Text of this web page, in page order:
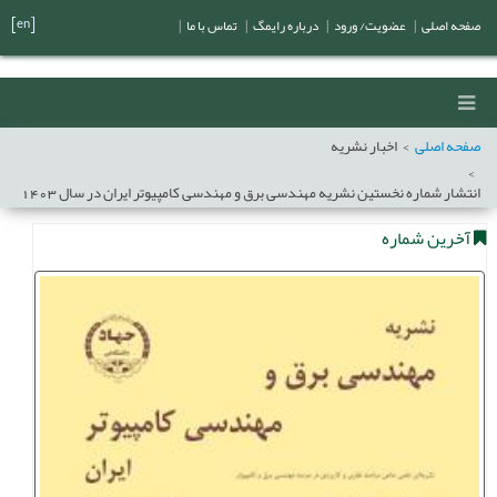
صفحه اصلی
اخبار نشریه
انتشار شماره نخستین نشریه مهندسی برق و مهندسی کامپیوتر ایران در سال 1403
آخرین شماره
صفحه اصلی عضویت/ ورود درباره رایمگ تماس با ما